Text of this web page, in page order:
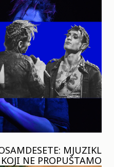
MJUZIKL
KOJI NE PROPUŠTAMO